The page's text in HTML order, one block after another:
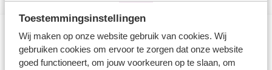
Toestemmingsinstellingen
Wij maken op onze website gebruik van cookies. Wij
gebruiken cookies om ervoor te zorgen dat onze website
goed functioneert, om jouw voorkeuren op te slaan, om
Direct naar